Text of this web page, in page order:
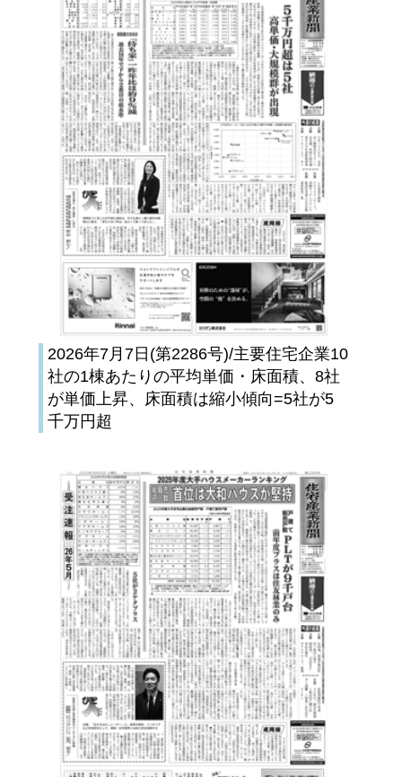
2026年7月7日(第2286号)/主要住宅企業10
社の1棟あたりの平均単価・床面積、8社
が単価上昇、床面積は縮小傾向=5社が5
千万円超